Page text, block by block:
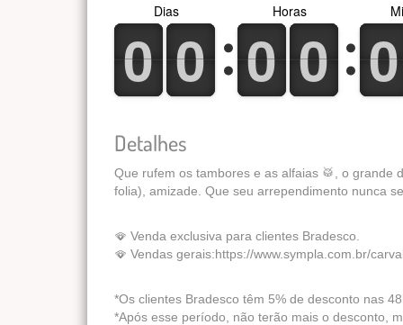
0
0
1
1 0
0
1
1
Dias
0
0
1
1 0
0
1
1
Horas
0
0
1
1
Detalhes
Que rufem os tambores e as alfaias 🥁, o grande
folia), amizade. Que seu arrependimento nunca
🪭 Venda exclusiva para clientes Bradesco.
🪭 Vendas gerais:https://www.sympla.com.br/
*Os clientes Bradesco têm 5% de desconto nas
*Após esse período, não terão mais o desconto,